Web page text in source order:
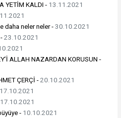
YETİM KALDI - 13.11.2021
daha neler neler -30.10.2021
23.10.2021
ALLAH NAZARDAN KORUSUN -
ÇERÇİ -20.10.2021
17.10.2021
17.10.2021
- 10.10.2021